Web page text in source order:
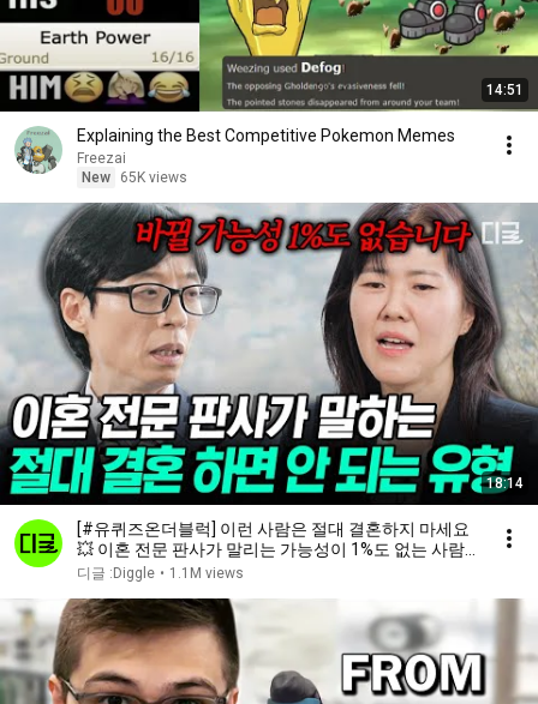
14:51
Explaining the Best Competitive Pokemon Memes
Freezai
New
65K views
18:14
[#유퀴즈온더블럭] 이런 사람은 절대 결혼하지 마세요
💥 이혼 전문 판사가 말리는 가능성이 1%도 없는 사람
들🚨
디글 :Diggle • 1.1M views